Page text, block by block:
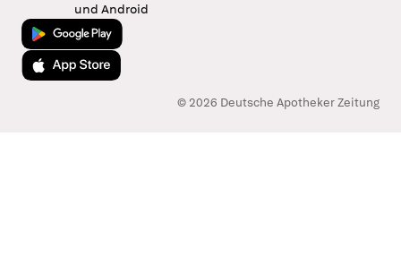
und Android
Jetzt bei Google Play
Laden im App Store
© 2026 Deutsche Apotheker Zeitung